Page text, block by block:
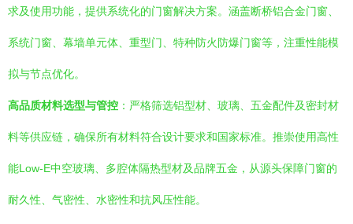
求及使用功能，提供系统化的门窗解决方案。涵盖断桥铝合金门窗、
系统门窗、幕墙单元体、重型门、特种防火防爆门窗等，注重性能模
拟与节点优化。
高品质材料选型与管控 ：严格筛选铝型材、玻璃、五金配件及密封材
料等供应链，确保所有材料符合设计要求和国家标准。推崇使用高性
能Low-E中空玻璃、多腔体隔热型材及品牌五金，从源头保障门窗的
耐久性、气密性、水密性和抗风压性能。